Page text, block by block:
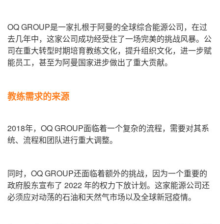
OQ GROUP是一家扎根于阿曼的全球综合能源公司，在过
去几年中，这家公司成功经受住了一场完美的挑战风暴。 公
司在重大转型时期培育教练文化，提升组织文化，进一步赋
能员工，甚至为阿曼国家进步做出了重大贡献。
教练需求的来源
2018年，OQ GROUP面临着一个复杂的流程，需要对其系
统、流程和团队进行重大调整。
同时，OQ GROUP还面临着额外的挑战，因为一个重要的
政府股东宣布了 2022 年的权力下放计划。 这家能源公司还
必须应对动荡的石油和天然气市场以及全球新冠疫情。